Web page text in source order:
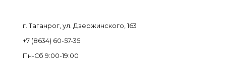
г. Таганрог, ул. Дзержинского, 163
+7 (8634) 60-57-35
Пн-Сб 9:00-19:00